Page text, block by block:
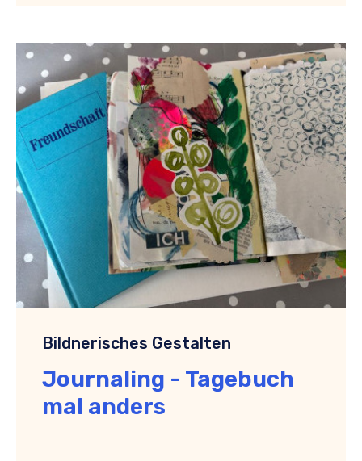
Bildnerisches Gestalten
Journaling - Tagebuch
mal anders